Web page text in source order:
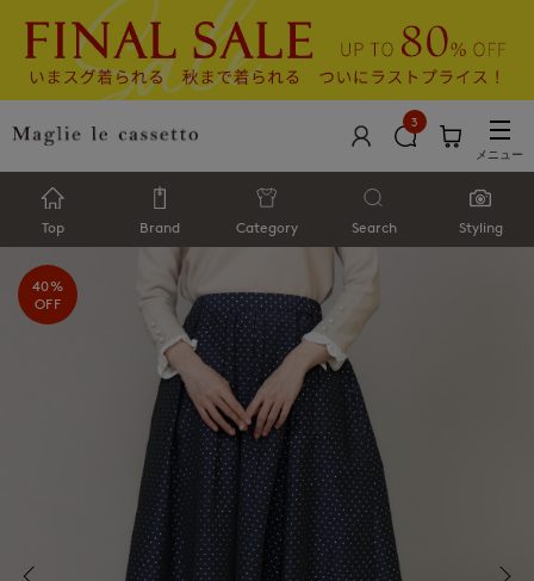
3
メニュー
Top Brand Category Search Styling
40%
OFF